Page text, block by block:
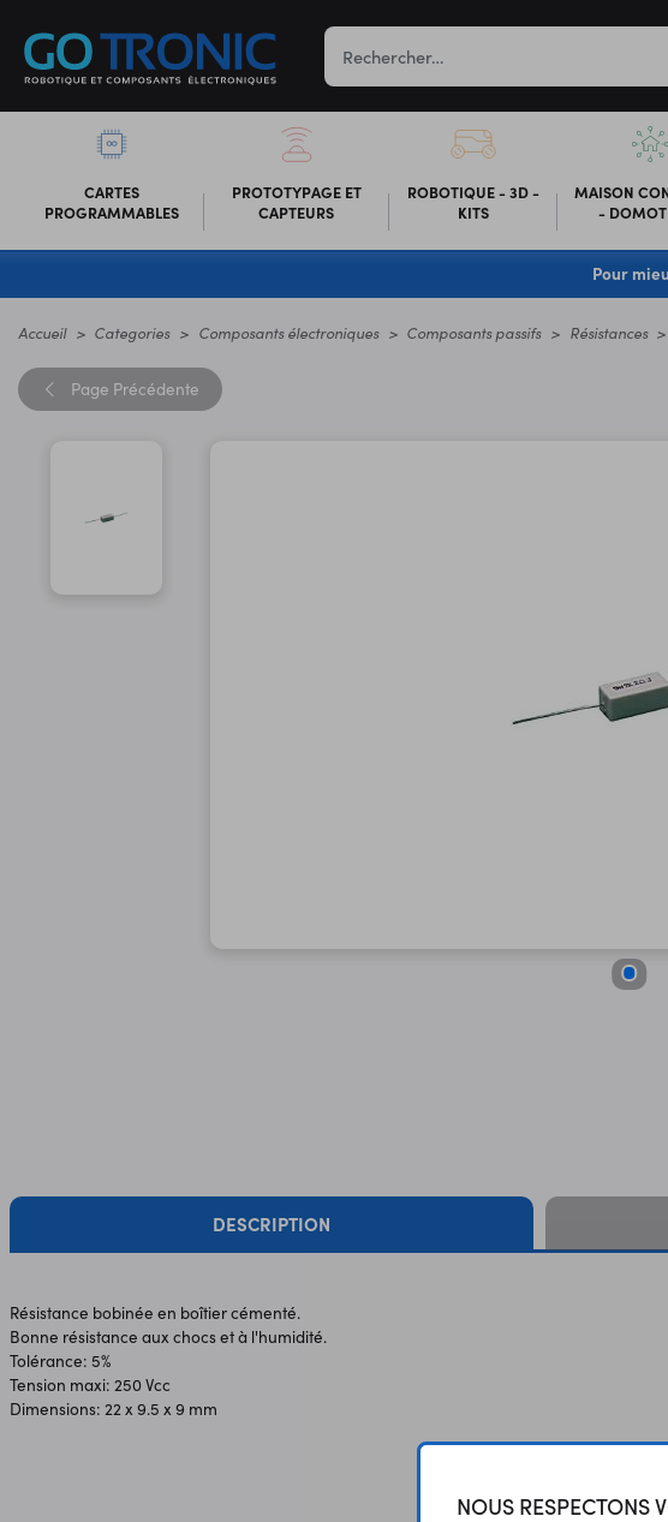
CARTES
PROGRAMMABLES
PROTOTYPAGE ET
CAPTEURS
ROBOTIQUE - 3D -
KITS
MAISON
-
Pour
Accueil Categories Composants électroniques Composants passifs Résistances
Page Précédente
DESCRIPTION
Résistance bobinée en boîtier cémenté.
Bonne résistance aux chocs et à l'humidité.
Tolérance: 5%
Tension maxi: 250 Vcc
Dimensions: 22 x 9.5 x 9 mm
NOUS RESPECTONS